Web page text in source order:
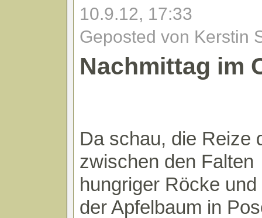
10.9.12, 17:33
Geposted von Kerstin
Nachmittag im
Da schau, die Reize
zwischen den Falten
hungriger Röcke und
der Apfelbaum in